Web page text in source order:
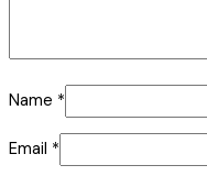
Name *
Email *